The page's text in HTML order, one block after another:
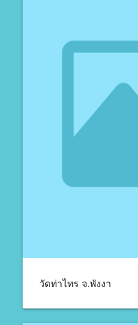
วัดท่าไทร จ.พังงา